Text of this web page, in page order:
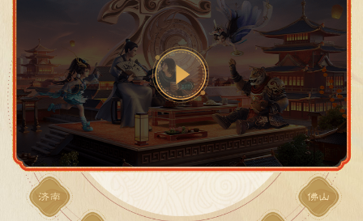
济南 佛山